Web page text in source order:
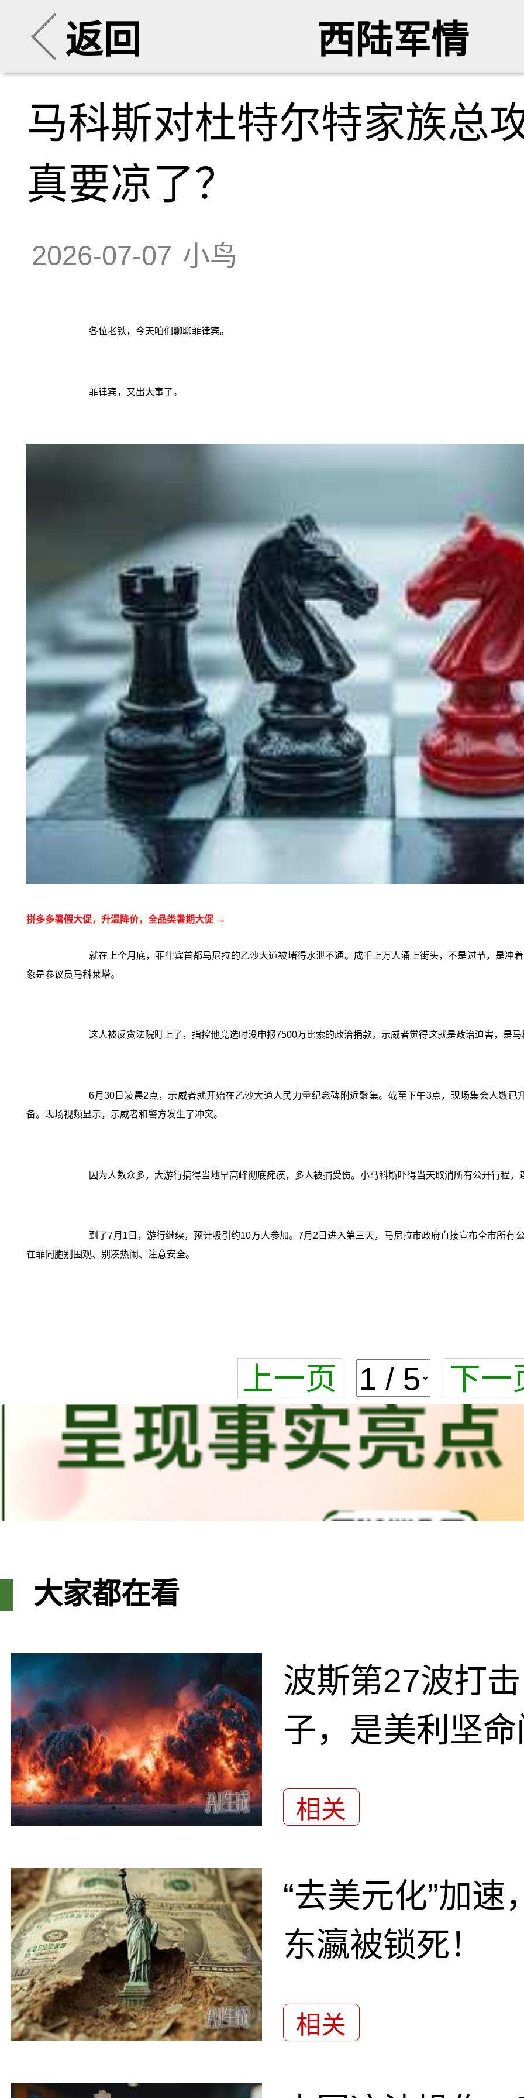
返回 西陆军情
马科斯对杜特尔特家族总
真要凉了？
2026-07-07 小鸟
各位老铁，今天咱们聊聊菲律宾。
菲律宾，又出大事了。
拼多多暑假大促，升温降价，全品类暑期大促 →
就在上个月底，菲律宾首都马尼拉的乙沙大道被堵得水泄不通。成千上万人涌上街头，不是过节，是冲
象是参议员马科莱塔。
这人被反贪法院盯上了，指控他竞选时没申报7500万比索的政治捐款。示威者觉得这就是政治迫害，是
6月30日凌晨2点，示威者就开始在乙沙大道人民力量纪念碑附近聚集。截至下午3点，现场集会人数
备。现场视频显示，示威者和警方发生了冲突。
因为人数众多，大游行搞得当地早高峰彻底瘫痪，多人被捕受伤。小马科斯吓得当天取消所有公开行程，
到了7月1日，游行继续，预计吸引约10万人参加。7月2日进入第三天，马尼拉市政府直接宣布全市所有
在菲同胞别围观、别凑热闹、注意安全。
上一页 下一
大家都在看
波斯第27波打
子，是美利坚
相关
“去美元化”加
东瀛被锁死！
相关